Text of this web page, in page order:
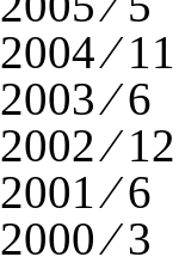
2004 ⁄ 11
2003 ⁄ 6
2002 ⁄ 12
2001 ⁄ 6
2000 ⁄ 3